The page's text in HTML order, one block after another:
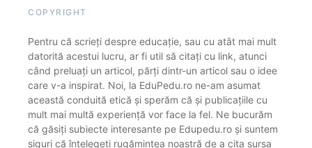
COPYRIGHT
Pentru că scrieți despre educație, sau cu atât mai mult
datorită acestui lucru, ar fi util să citați cu link, atunci
când preluați un articol, părți dintr-un articol sau o idee
care v-a inspirat. Noi, la EduPedu.ro ne-am asumat
această conduită etică și sperăm că și publicațiile cu
mult mai multă experiență vor face la fel. Ne bucurăm
că găsiți subiecte interesante pe Edupedu.ro și suntem
siguri că înțelegeți rugămintea noastră de a cita sursa